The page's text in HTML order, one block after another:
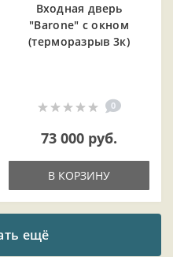
Входная дверь
"Barone" с окном
(терморазрыв 3к)
0
73 000 руб.
В КОРЗИНУ
ещё